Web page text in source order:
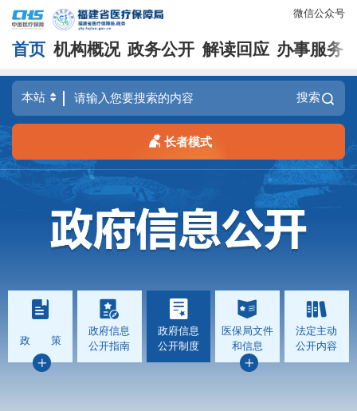
微信公众号
首页 机构概况 政务公开 解读回应 办事服务
搜索
长者模式
政 策
政府信息
公开指南
政府信息
公开制度
医保局文件
和信息
法定主动
公开内容